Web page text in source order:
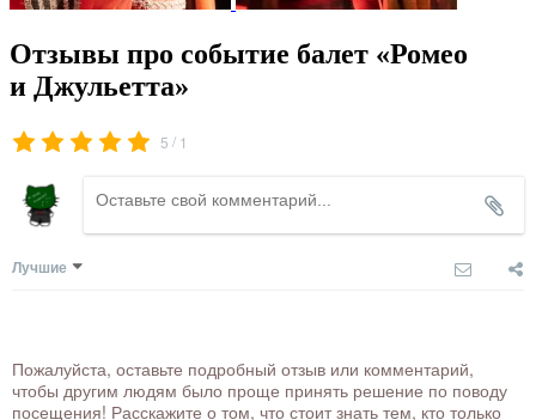
Отзывы про событие балет «Ромео
и Джульетта»
5 / 1
Лучшие
Пожалуйста, оставьте подробный отзыв или комментарий,
чтобы другим людям было проще принять решение по поводу
посещения! Расскажите о том, что стоит знать тем, кто только